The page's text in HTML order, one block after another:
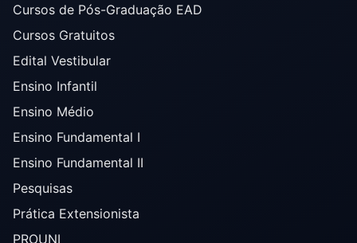
Cursos de Pós-Graduação EAD
Cursos Gratuitos
Edital Vestibular
Ensino Infantil
Ensino Médio
Ensino Fundamental I
Ensino Fundamental II
Pesquisas
Prática Extensionista
PROUNI